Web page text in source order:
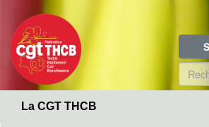
contenu
principal
de
La CGT THCB